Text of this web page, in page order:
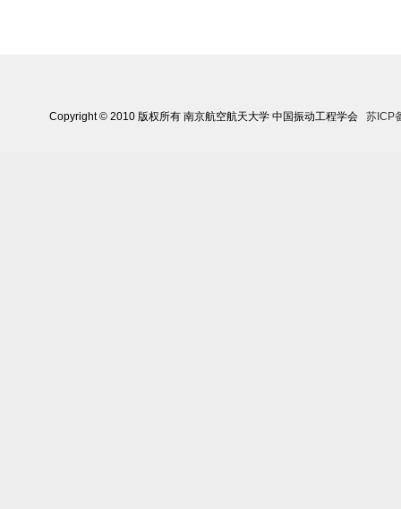
Copyright © 2010 版权所有 南京航空航天大学 中国振动工程学会 苏ICP